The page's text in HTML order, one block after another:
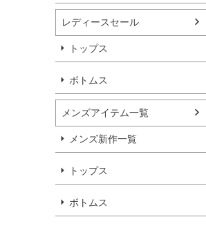
レディースセール
トップス
ボトムス
メンズアイテム一覧
メンズ新作一覧
トップス
ボトムス